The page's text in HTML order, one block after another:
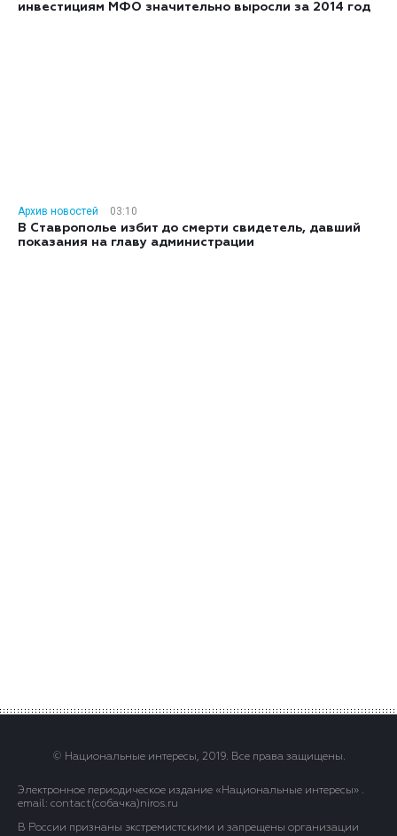
инвестициям МФО значительно выросли за 2014 год
Архив новостей
03:10
В Ставрополье избит до смерти свидетель, давший
показания на главу администрации
© Национальные интересы, 2019. Все права защищены.
Электронное периодическое издание «Национальные интересы» .
email: contact(сoбaчка)niros.ru
В России признаны экстремистскими и запрещены организации